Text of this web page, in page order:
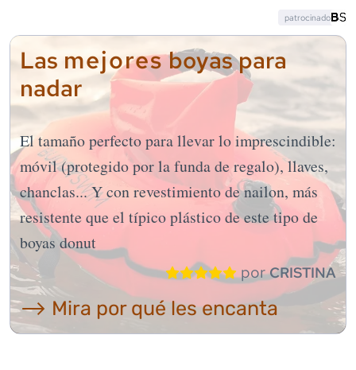
Las mejoresboyas para
nadar
El tamaño perfecto para llevar lo imprescindible:
móvil (protegido por la funda de regalo), llaves,
chanclas... Y con revestimiento de nailon, más
resistente que el típico plástico de este tipo de
boyas donut
porCRISTINA
⟶ Mira por qué les encanta
patrocinado